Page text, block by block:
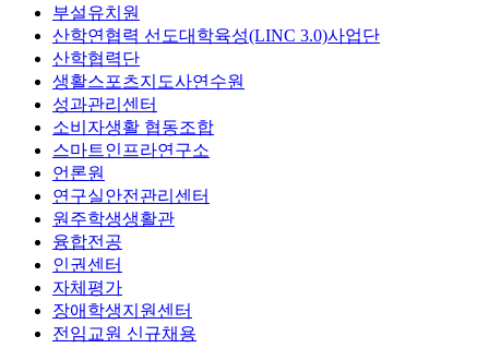
부설유치원
산학연협력 선도대학육성(LINC 3.0)사업단
산학협력단
생활스포츠지도사연수원
성과관리센터
소비자생활 협동조합
스마트인프라연구소
언론원
연구실안전관리센터
원주학생생활관
융합전공
인권센터
자체평가
장애학생지원센터
전임교원 신규채용